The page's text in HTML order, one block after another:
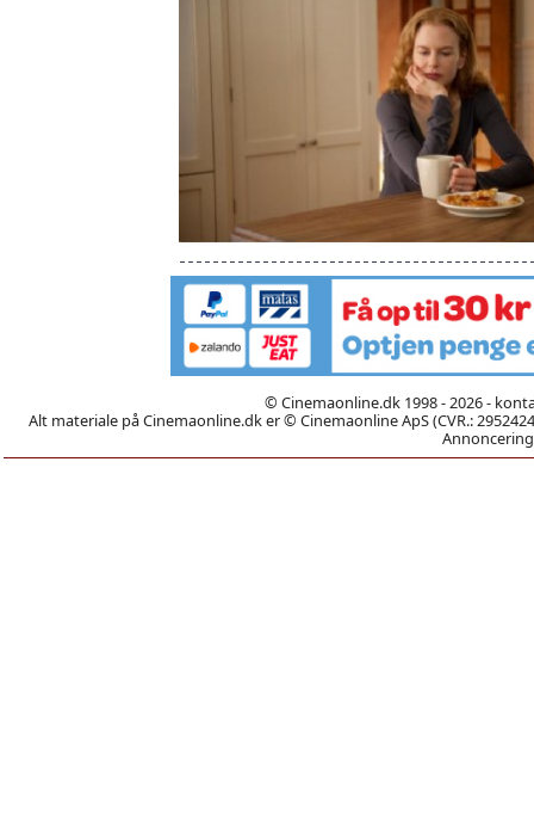
© Cinemaonline.dk 1998 - 2026 -
Alt materiale på Cinemaonline.dk er © Cinemaonline ApS (CVR.: